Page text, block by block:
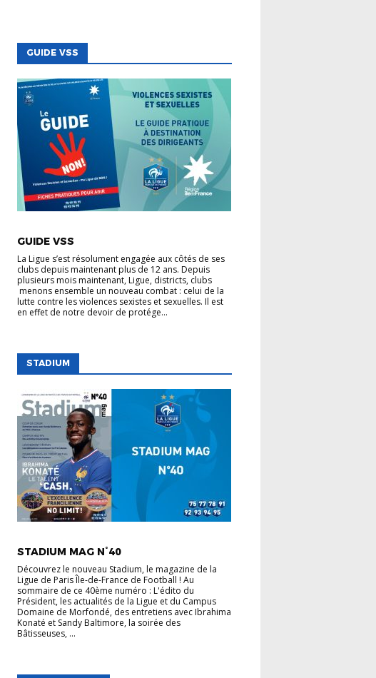
GUIDE VSS
GUIDE VSS
La Ligue s’est résolument engagée aux côtés de ses
clubs depuis maintenant plus de 12 ans. Depuis
plusieurs mois maintenant, Ligue, districts, clubs
menons ensemble un nouveau combat : celui de la
lutte contre les violences sexistes et sexuelles. Il est
en effet de notre devoir de protége...
STADIUM
STADIUM MAG N°40
Découvrez le nouveau Stadium, le magazine de la
Ligue de Paris Île-de-France de Football ! Au
sommaire de ce 40ème numéro : L'édito du
Président, les actualités de la Ligue et du Campus
Domaine de Morfondé, des entretiens avec Ibrahima
Konaté et Sandy Baltimore, la soirée des
Bâtisseuses, ...